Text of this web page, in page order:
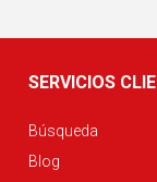
SERVICIOS
Búsqueda
Blog